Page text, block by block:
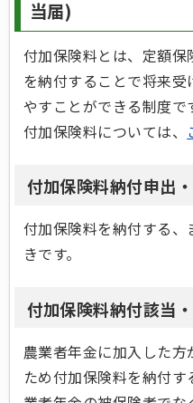
当届)
付加保険料とは、定額
を納付することで将来
やすことができる制度で
付加保険料については、
付加保険料納付申出
付加保険料を納付する
きです。
付加保険料納付該当
農業者年金に加入した
ため付加保険料を納付